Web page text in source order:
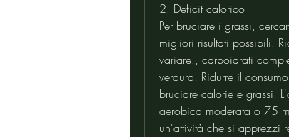
2. Deficit calorico
Per bruciare i grassi,
migliori risultati possibili.
variare., carboidrati
verdura. Ridurre il
bruciare calorie e grassi.
aerobica moderata o 75
un'attività che si apprezzi